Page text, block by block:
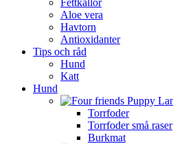
Fettkällor
Aloe vera
Havtorn
Antioxidanter
Tips och råd
Hund
Katt
Hund
Torrfoder
Torrfoder små raser
Burkmat